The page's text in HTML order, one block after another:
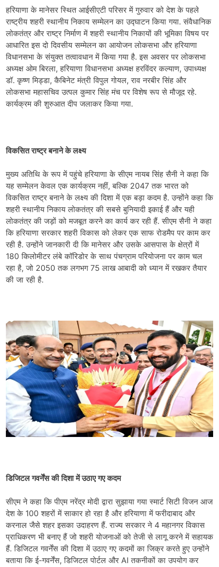
हरियाणा के मानेसर स्थित आईसीएटी परिसर में गुरुवार को देश के पहले
राष्ट्रीय शहरी स्थानीय निकाय सम्मेलन का उद्घाटन किया गया. संवैधानिक
लोकतंत्र और राष्ट्र निर्माण में शहरी स्थानीय निकायों की भूमिका विषय पर
आधारित इस दो दिवसीय सम्मेलन का आयोजन लोकसभा और हरियाणा
विधानसभा के संयुक्त तत्वावधान में किया गया है. इस अवसर पर लोकसभा
अध्यक्ष ओम बिरला, हरियाणा विधानसभा अध्यक्ष हरविंदर कल्याण, उपाध्यक्ष
डॉ. कृष्ण मिड्डा, कैबिनेट मंत्री विपुल गोयल, राव नरबीर सिंह और
लोकसभा महासचिव उत्पल कुमार सिंह मंच पर विशेष रूप से मौजूद रहे.
कार्यक्रम की शुरुआत दीप जलाकर किया गया.
विकसित राष्ट्र बनाने के लक्ष्य
मुख्य अतिथि के रूप में पहुंचे हरियाणा के सीएम नायब सिंह सैनी ने कहा कि
यह सम्मेलन केवल एक कार्यक्रम नहीं, बल्कि 2047 तक भारत को
विकसित राष्ट्र बनाने के लक्ष्य की दिशा में एक बड़ा कदम है. उन्होंने कहा कि
शहरी स्थानीय निकाय लोकतंत्र की सबसे बुनियादी इकाई हैं और यही
लोकतंत्र की जड़ों को मजबूत करने का कार्य कर रही हैं. सीएम सैनी ने कहा
कि हरियाणा सरकार शहरी विकास को लेकर एक साफ रोडमैप पर काम कर
रही है. उन्होंने जानकारी दी कि मानेसर और उसके आसपास के क्षेत्रों में
180 किलोमीटर लंबे कॉरिडोर के साथ पंचग्राम परियोजना पर काम चल
रहा है, जो 2050 तक लगभग 75 लाख आबादी को ध्यान में रखकर तैयार
की जा रही है.
डिजिटल गवर्नेंस की दिशा में उठाए गए कदम
सीएम ने कहा कि पीएम नरेंद्र मोदी द्वारा सुझाया गया स्मार्ट सिटी विजन आज
देश के 100 शहरों में साकार हो रहा है और हरियाणा में फरीदाबाद और
करनाल जैसे शहर इसका उदाहरण हैं. राज्य सरकार ने 4 महानगर विकास
प्राधिकरण भी बनाए हैं जो शहरी योजनाओं को तेजी से लागू करने में सहायक
हैं. डिजिटल गवर्नेंस की दिशा में उठाए गए कदमों का जिक्र करते हुए उन्होंने
बताया कि ई-गवर्नेंस, डिजिटल पोर्टल और AI तकनीकों का उपयोग कर